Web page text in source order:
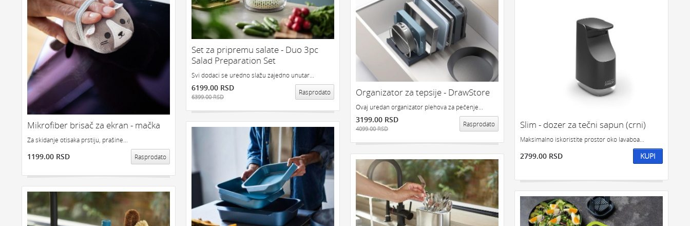
Set za pripremu salate - Duo 3pc
Salad Preparation Set
Svi dodaci se uredno slažu zajedno unutar...
6199.00 RSD
6399.00 RSD
Rasprodato Organizator za tepsije - DrawStore
Ovaj uredan organizator plehova za pečenje...
3199.00 RSD
4099.00 RSD
Rasprodato
Mikrofiber brisač za ekran - mačka
Za skidanje otisaka prstiju, prašine...
1199.00 RSD Rasprodato
Slim - dozer za tečni sapun (crni)
Maksimalno iskoristite prostor oko lavaboa...
2799.00 RSD KUPI